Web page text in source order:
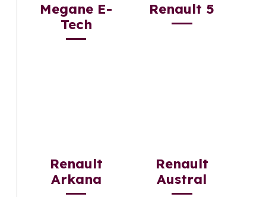
Megane E-
Tech
Renault 5
Renault
Arkana
Renault
Austral